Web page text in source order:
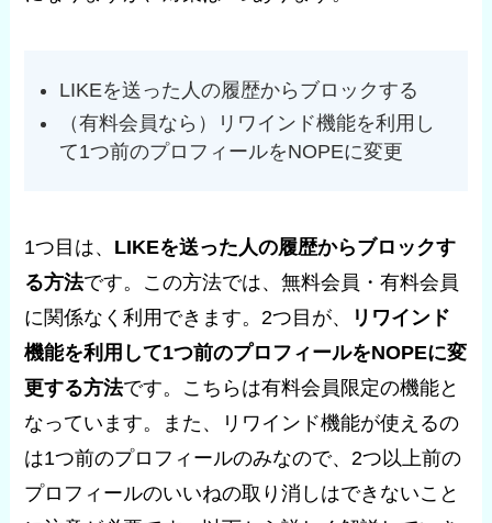
LIKEを送った人の履歴からブロックする
（有料会員なら）リワインド機能を利用し
て1つ前のプロフィールをNOPEに変更
1つ目は、 LIKEを送った人の履歴からブロックす
る方法です。この方法では、無料会員・有料会員
に関係なく利用できます。2つ目が、
リワインド
機能を利用して1つ前のプロフィールをNOPEに変
更する方法です。こちらは有料会員限定の機能と
なっています。また、リワインド機能が使えるの
は1つ前のプロフィールのみなので、2つ以上前の
プロフィールのいいねの取り消しはできないこと